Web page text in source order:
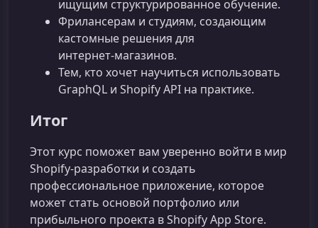
ищущим структурированное обучение.
Фрилансерам и студиям, создающим
кастомные решения для
интернет‑магазинов.
Тем, кто хочет научиться использовать
GraphQL и Shopify API на практике.
Итог
Этот курс поможет вам уверенно войти в мир
Shopify‑разработки и создать
профессиональное приложение, которое
может стать основой портфолио или
прибыльного проекта в Shopify App Store.